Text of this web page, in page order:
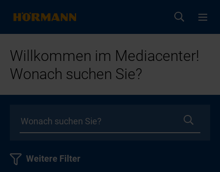
Willkommen im Mediacenter!
Wonach suchen Sie?
Weitere Filter